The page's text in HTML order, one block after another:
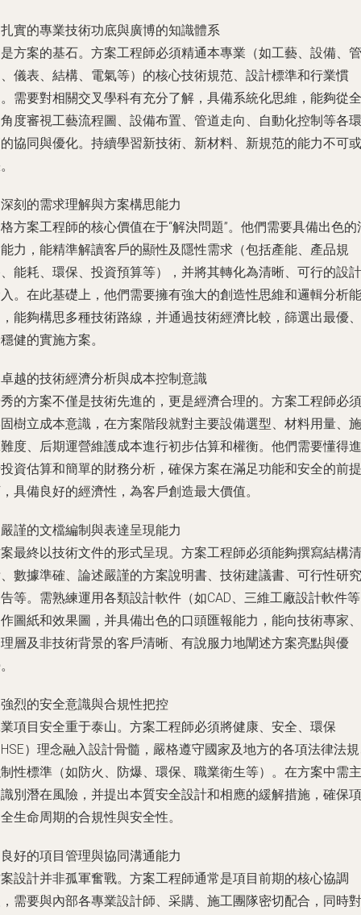
實的專業技術功底與廣博的知識體系
方案的基石。方案工程師必須精通本專業（如工藝、設備、管
儀表、結構、電氣等）的核心技術規范、設計標準和行業慣
需要對相關交叉學科有充分了解，具備系統化思維，能夠從全
度審視工藝流程圖、設備布置、管道走向、自動化控制等各環
協同與優化。持續學習新技術、新材料、新規范的能力不可或
刻的需求理解與方案構思能力
方案工程師的核心價值在于“解決問題”。他們需要具備出色的
力，能精準解讀客戶的顯性及隱性需求（包括產能、產品規
能耗、環保、投資預算等），并將其轉化為清晰、可行的設計
。在此基礎上，他們需要擁有強大的創造性思維和邏輯分析能
能夠構思多種技術路線，并通過技術經濟比較，篩選出最優、
健的實施方案。
越的技術經濟分析與成本控制意識
的方案不僅是技術先進的，更是經濟合理的。方案工程師必須
樹立成本意識，在方案階段就對主要設備選型、材料用量、施
度、后期運營維護成本進行初步估算和權衡。他們需要懂得進
資估算和簡單的財務分析，確保方案在滿足功能和安全的前提
具備良好的經濟性，為客戶創造最大價值。
謹的文檔編制與表達呈現能力
最終以技術文件的形式呈現。方案工程師必須能夠撰寫結構清
數據準確、論述嚴謹的方案說明書、技術建議書、可行性研究
等。需熟練運用各類設計軟件（如CAD、三維工廠設計軟件
圖紙和效果圖，并具備出色的口頭匯報能力，能向技術專家、
層及非技術背景的客戶清晰、有說服力地闡述方案亮點與優
烈的安全意識與合規性把控
項目安全重于泰山。方案工程師必須將健康、安全、環保
）理念融入設計骨髓，嚴格遵守國家及地方的各項法律法
性標準（如防火、防爆、環保、職業衛生等）。在方案中需主
別潛在風險，并提出本質安全設計和相應的緩解措施，確保項
生命周期的合規性與安全性。
好的項目管理與協同溝通能力
設計并非孤軍奮戰。方案工程師通常是項目前期的核心協調
需要與內部各專業設計師、采購、施工團隊密切配合，同時對